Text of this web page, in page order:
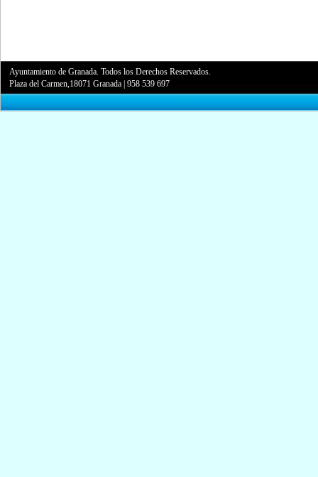
Ayuntamiento de Granada. Todos los Derechos Reservados.
Plaza del Carmen,18071 Granada |958 539 697